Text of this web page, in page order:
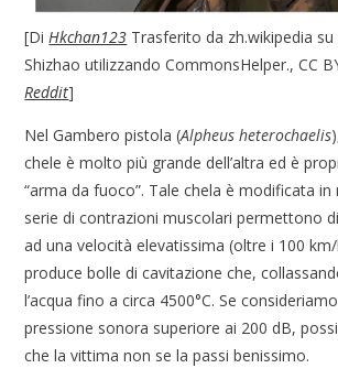
[DiHkchan123 Trasferito da zh.wikipedia
Shizhao utilizzando CommonsHelper., CC
Reddit]
Nel Gambero pistola (Alpheus heterochaelis
chele è molto più grande dell’altra ed è
“arma da fuoco”. Tale chela è modificata
serie di contrazioni muscolari permettono di
ad una velocità elevatissima (oltre i 100
produce bolle di cavitazione che,
l’acqua fino a circa 4500°C. Se
pressione sonora superiore ai 200 dB,
che la vittima non se la passi benissimo.